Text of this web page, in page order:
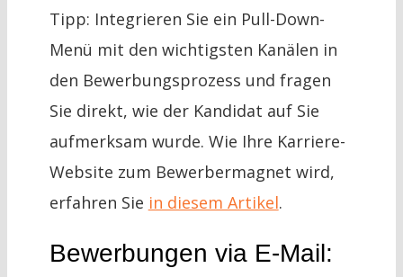
Tipp: Integrieren Sie ein Pull-Down-
Menü mit den wichtigsten Kanälen in
den Bewerbungsprozess und fragen
Sie direkt, wie der Kandidat auf Sie
aufmerksam wurde. Wie Ihre Karriere-
Website zum Bewerbermagnet wird,
erfahren Sie in diesem Artikel.
Bewerbungen via E-Mail: